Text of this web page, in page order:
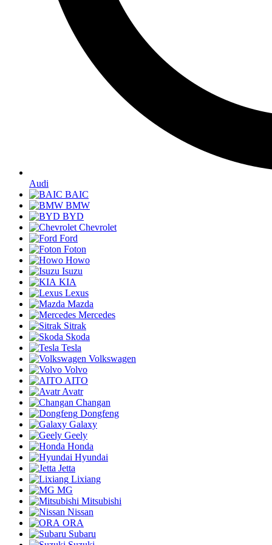
Audi
BAIC
BMW
BYD
Chevrolet
Ford
Foton
Howo
Isuzu
KIA
Lexus
Mazda
Mercedes
Sitrak
Skoda
Tesla
Volkswagen
Volvo
AITO
Avatr
Changan
Dongfeng
Galaxy
Geely
Honda
Hyundai
Jetta
Lixiang
MG
Mitsubishi
Nissan
ORA
Subaru